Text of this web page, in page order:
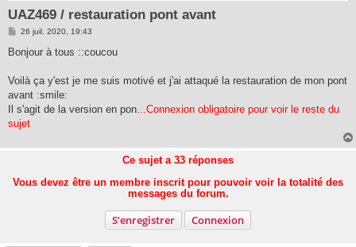
UAZ469 / restauration pont avant
M
s
g
26 juil. 2020, 19:43
Bonjour à tous ::coucou
Voilà ça y'est je me suis motivé et j'ai attaqué la restauration de mon pont
avant :smile:
Il s'agit de la version en pon ...Connexion obligatoire pour voir le reste du
sujet
Ce sujet a 33 réponses
Vous devez être un membre inscrit pour pouvoir voir la totalité des
messages du forum.
S’enregistrer Connexion